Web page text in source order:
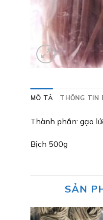
MÔ TẢ THÔNG TIN
Thành phần: gạo
Bịch 500g
SẢN